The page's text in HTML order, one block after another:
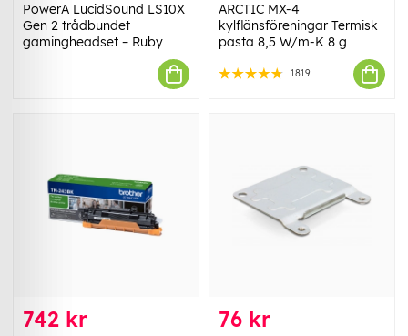
PowerA LucidSound LS10X
Gen 2 trådbundet
gamingheadset – Ruby
ARCTIC MX-4
kylflänsföreningar Termisk
pasta 8,5 W/m-K 8 g
1819
742 kr 76 kr